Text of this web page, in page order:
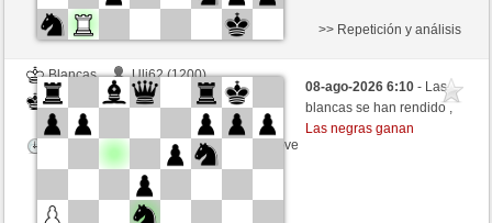
Blancas
Uli62 (1200)
Negras
ONURB-2 (1108)
Tiempo: 5 minutes/side + 8 seconds/move
>> Repetición y análisis
08-ago-2026 6:10- Las
blancas se han rendido ,
Las negras ganan